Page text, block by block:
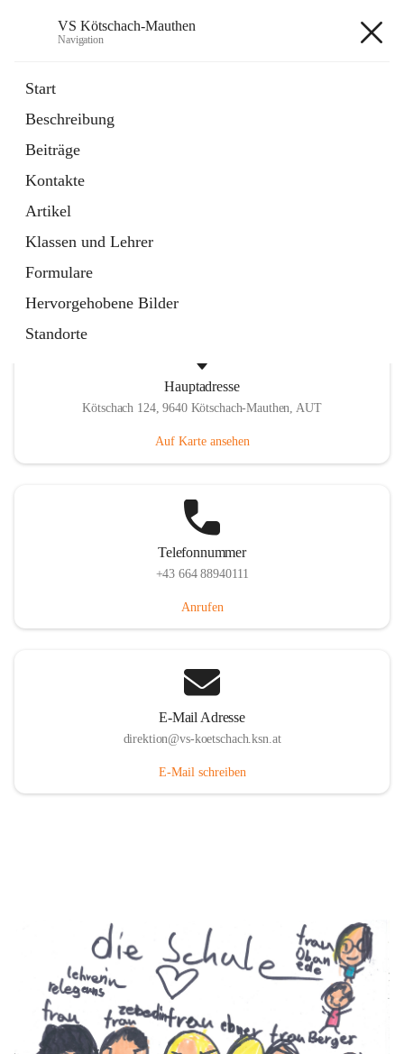
VS Kötschach-Mauthen
Navigation
Start
Beschreibung
Beiträge
Kontakte
Artikel
Klassen und Lehrer
Formulare
Hervorgehobene Bilder
Standorte
Inhalt nicht verfügbar
in
Tab
Umweltzeichen
Ordner
öffnet
in
neuem
Tab
Hauptadresse
Kötschach 124, 9640 Kötschach-Mauthen, AUT
Auf Karte ansehen
Telefonnummer
+43 664 88940111
Anrufen
E-Mail Adresse
direktion@vs-koetschach.ksn.at
E-Mail schreiben